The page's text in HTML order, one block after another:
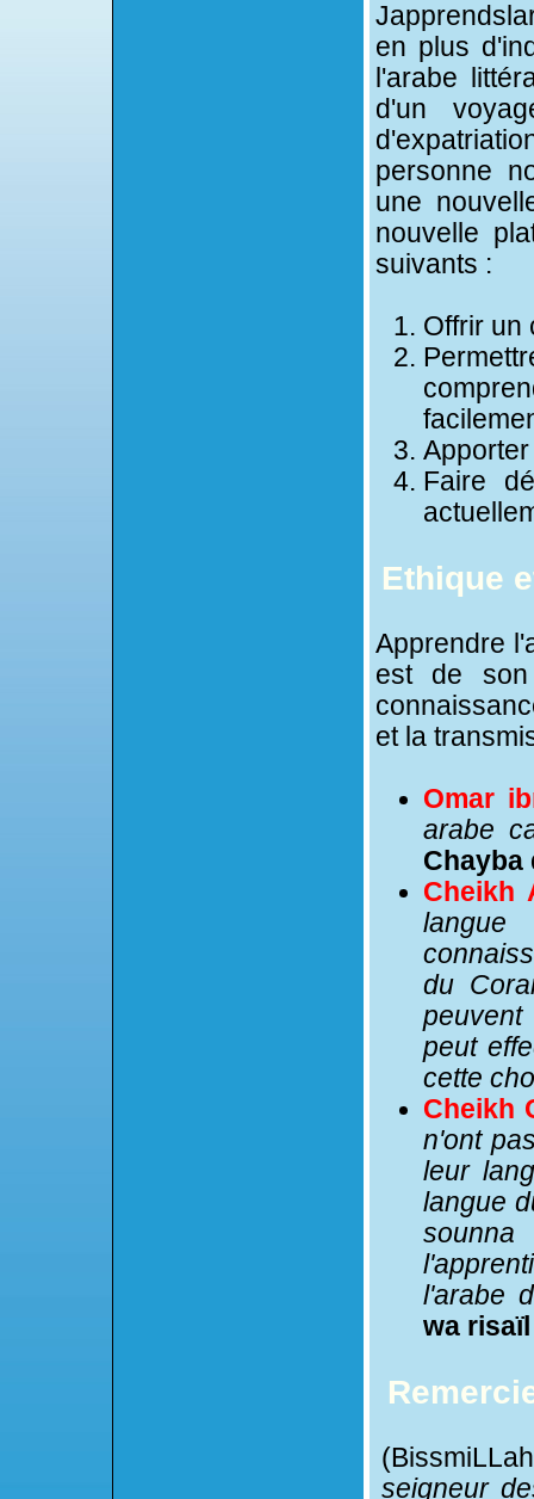
en plus
l'arabe
d'un
personne
une
nouvelle
suivants :
Offrir un
Faire
Ethique
Apprendre
est de son
et la
Omar
arabe
Chayba
Cheikh
du
peuvent
peut
cette
Cheikh
n'ont
leur
langue
l'arabe
wa
seigneur